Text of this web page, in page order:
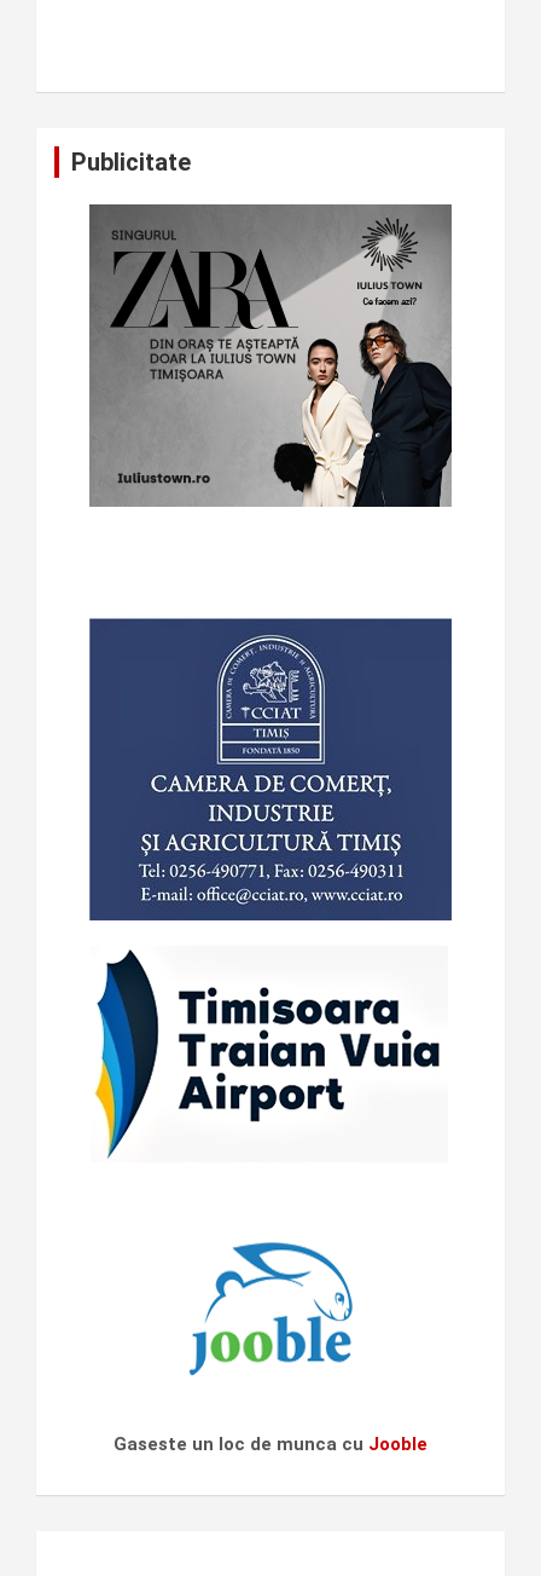
Publicitate
Gaseste un loc de munca cu Jooble